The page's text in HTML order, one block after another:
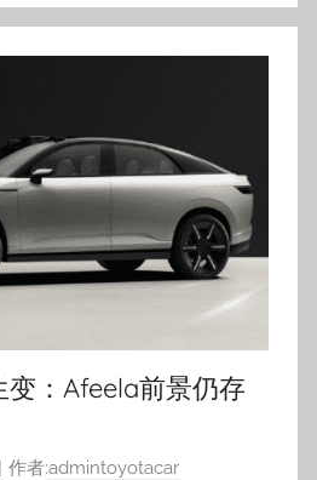
：Afeela前景仍存
作者:admintoyotacar